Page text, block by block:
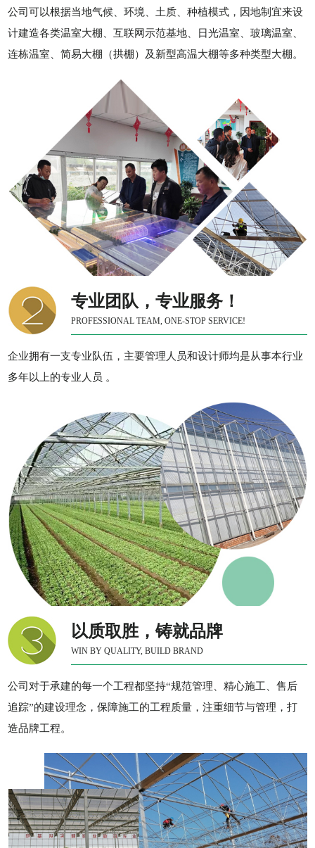
公司可以根据当地气候、环境、土质、种植模式，因地制宜来设
计建造各类温室大棚、互联网示范基地、日光温室、玻璃温室、
连栋温室、简易大棚（拱棚）及新型高温大棚等多种类型大棚。
专业团队，专业服务！
PROFESSIONAL TEAM, ONE-STOP SERVICE!
企业拥有一支专业队伍，主要管理人员和设计师均是从事本行业
多年以上的专业人员 。
以质取胜，铸就品牌
WIN BY QUALITY, BUILD BRAND
公司对于承建的每一个工程都坚持“规范管理、精心施工、售后
追踪”的建设理念，保障施工的工程质量，注重细节与管理，打
造品牌工程。